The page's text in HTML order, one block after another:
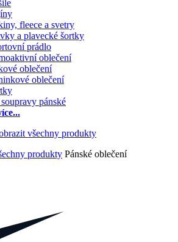
fleece a svetry
a plavecké šortky
prádlo
oblečení
oblečení
oblečení
pánské
produkty Pánské oblečení